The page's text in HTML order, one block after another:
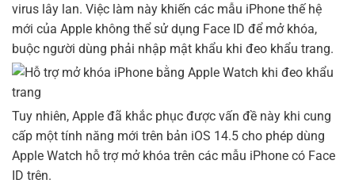
virus lây lan. Việc làm này khiến các mẫu iPhone thế hệ
mới của Apple không thể sử dụng Face ID để mở khóa,
buộc người dùng phải nhập mật khẩu khi đeo khẩu trang.
Tuy nhiên, Apple đã khắc phục được vấn đề này khi cung
cấp một tính năng mới trên bản iOS 14.5 cho phép dùng
Apple Watch hỗ trợ mở khóa trên các mẫu iPhone có Face
ID trên.